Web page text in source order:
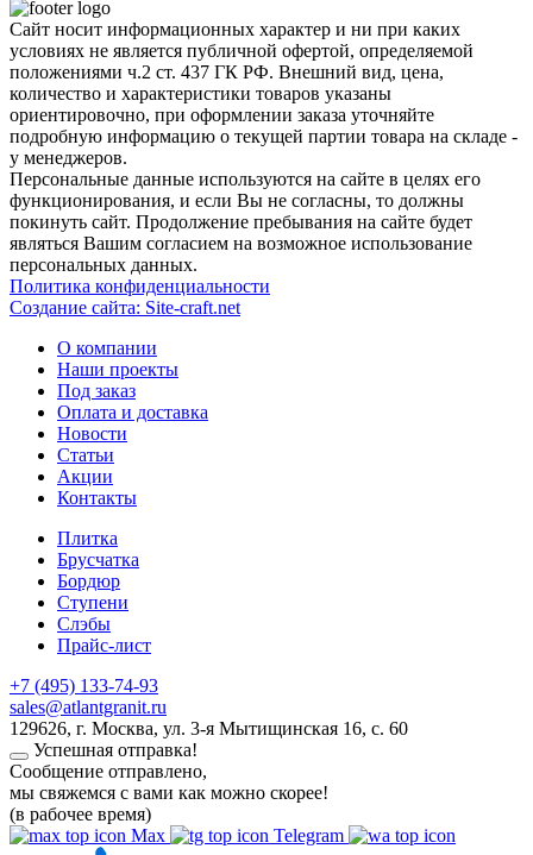
Сайт носит информационных характер и ни при каких
условиях не является публичной офертой, определяемой
положениями ч.2 ст. 437 ГК РФ. Внешний вид, цена,
количество и характеристики товаров указаны
ориентировочно, при оформлении заказа уточняйте
подробную информацию о текущей партии товара на складе -
у менеджеров.
Персональные данные используются на сайте в целях его
функционирования, и если Вы не согласны, то должны
покинуть сайт. Продолжение пребывания на сайте будет
являться Вашим согласием на возможное использование
персональных данных.
Политика конфиденциальности
Создание сайтa: Site-craft.net
О компании
Наши проекты
Под заказ
Оплата и доставка
Новости
Статьи
Акции
Контакты
Плитка
Брусчатка
Бордюр
Ступени
Слэбы
Прайс-лист
+7 (495) 133-74-93
sales@atlantgranit.ru
129626, г. Москва, ул. 3-я Мытищинская 16, с. 60
Успешная отправка!
Сообщение отправлено,
мы свяжемся с вами как можно скорее!
(в рабочее время)
Max
Telegram